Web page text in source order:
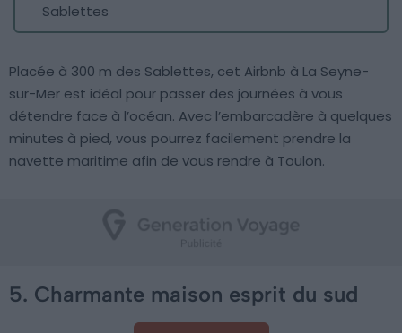
Sablettes
Placée à 300 m des Sablettes, cet Airbnb à La Seyne-
sur-Mer est idéal pour passer des journées à vous
détendre face à l’océan. Avec l’embarcadère à quelques
minutes à pied, vous pourrez facilement prendre la
navette maritime afin de vous rendre à Toulon.
5. Charmante maison esprit du sud